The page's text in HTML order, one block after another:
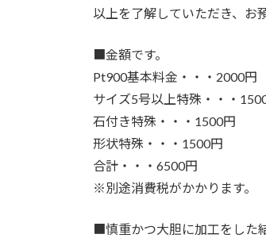
以上を了解していただき、お
金額です。
Pt900基本料金・・・2000円
サイズ5号以上特殊・・・
石付き特殊・・・1500円
形状特殊・・・1500円
合計・・・6500円
※別途消費税がかかります。
慎重かつ大胆に加工をした